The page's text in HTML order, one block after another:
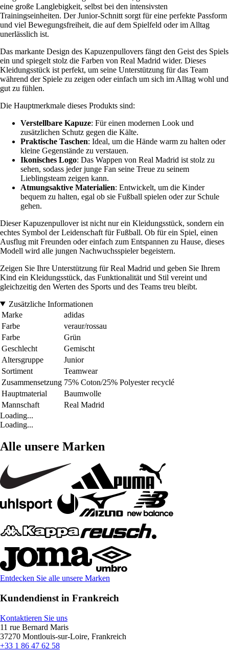
eine große Langlebigkeit, selbst bei den intensivsten
Trainingseinheiten. Der Junior-Schnitt sorgt für eine perfekte Passform
und viel Bewegungsfreiheit, die auf dem Spielfeld oder im Alltag
unerlässlich ist.
Das markante Design des Kapuzenpullovers fängt den Geist des Spiels
ein und spiegelt stolz die Farben von Real Madrid wider. Dieses
Kleidungsstück ist perfekt, um seine Unterstützung für das Team
während der Spiele zu zeigen oder einfach um sich im Alltag wohl und
gut zu fühlen.
Die Hauptmerkmale dieses Produkts sind:
Verstellbare Kapuze: Für einen modernen Look und
zusätzlichen Schutz gegen die Kälte.
Praktische Taschen: Ideal, um die Hände warm zu halten oder
kleine Gegenstände zu verstauen.
Ikonisches Logo: Das Wappen von Real Madrid ist stolz zu
sehen, sodass jeder junge Fan seine Treue zu seinem
Lieblingsteam zeigen kann.
Atmungsaktive Materialien: Entwickelt, um die Kinder
bequem zu halten, egal ob sie Fußball spielen oder zur Schule
gehen.
Dieser Kapuzenpullover ist nicht nur ein Kleidungsstück, sondern ein
echtes Symbol der Leidenschaft für Fußball. Ob für ein Spiel, einen
Ausflug mit Freunden oder einfach zum Entspannen zu Hause, dieses
Modell wird alle jungen Nachwuchsspieler begeistern.
Zeigen Sie Ihre Unterstützung für Real Madrid und geben Sie Ihrem
Kind ein Kleidungsstück, das Funktionalität und Stil vereint und
gleichzeitig den Werten des Sports und des Teams treu bleibt.
Zusätzliche Informationen
Marke
adidas
Farbe
veraur/rossau
Farbe
Grün
Geschlecht
Gemischt
Altersgruppe
Junior
Sortiment
Teamwear
Zusammensetzung 75% Coton/25% Polyester recyclé
Hauptmaterial
Baumwolle
Mannschaft
Real Madrid
Loading...
Loading...
Alle unsere Marken
Entdecken Sie alle unsere Marken
Kundendienst in Frankreich
Kontaktieren Sie uns
11 rue Bernard Maris
37270 Montlouis-sur-Loire, Frankreich
+33 1 86 47 62 58